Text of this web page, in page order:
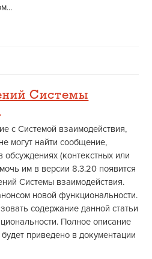
Системы
с Системой взаимодействия,
могут найти сообщение,
обсуждениях (контекстных или
им в версии 8.3.20 появится
Системы взаимодействия.
новой функциональности.
содержание данной статьи
Полное описание
приведено в документации